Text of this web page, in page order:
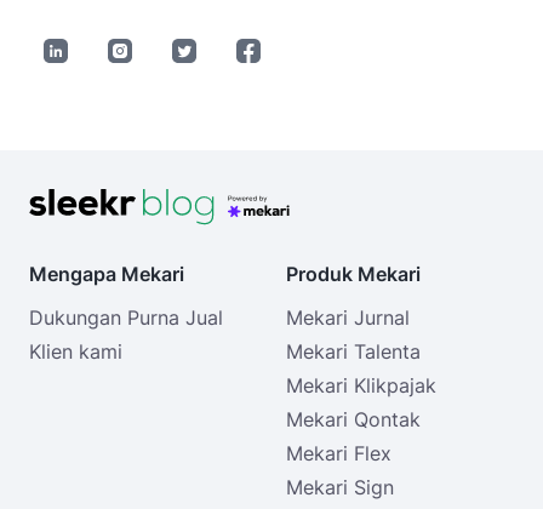
Mengapa Mekari
Dukungan Purna Jual
Klien kami
Produk Mekari
Mekari Jurnal
Mekari Talenta
Mekari Klikpajak
Mekari Qontak
Mekari Flex
Mekari Sign